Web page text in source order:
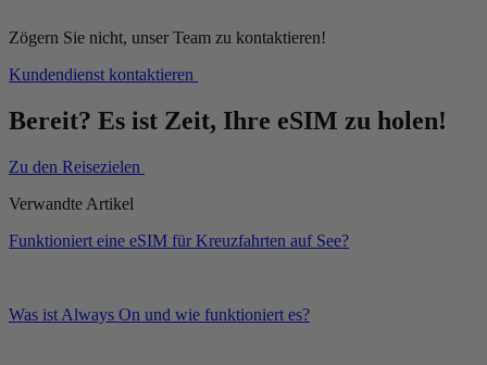
Zögern Sie nicht, unser Team zu kontaktieren!
Kundendienst kontaktieren
Bereit? Es ist Zeit, Ihre eSIM zu holen!
Zu den Reisezielen
Verwandte Artikel
Funktioniert eine eSIM für Kreuzfahrten auf See?
Was ist Always On und wie funktioniert es?